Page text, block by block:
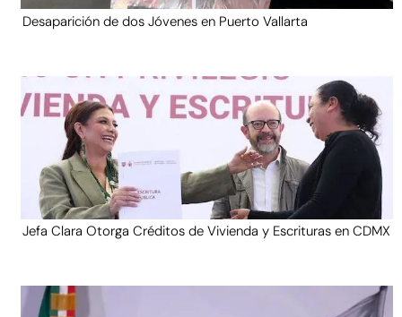
Desaparición de dos Jóvenes en Puerto Vallarta
Jefa Clara Otorga Créditos de Vivienda y Escrituras en CDMX